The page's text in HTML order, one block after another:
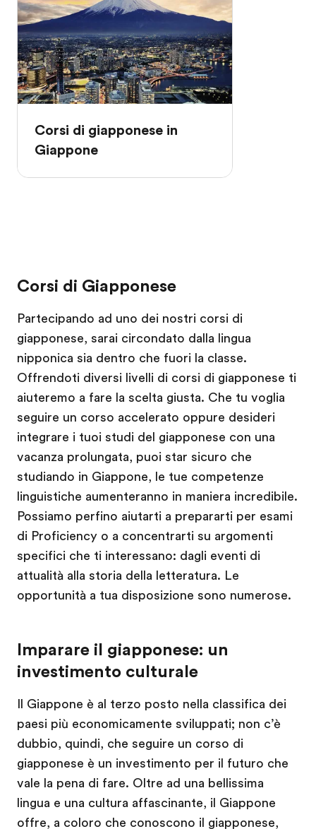
Corsi di giapponese in
Giappone
Corsi di Giapponese
Partecipando ad uno dei nostri corsi di
giapponese, sarai circondato dalla lingua
nipponica sia dentro che fuori la classe.
Offrendoti diversi livelli di corsi di giapponese ti
aiuteremo a fare la scelta giusta. Che tu voglia
seguire un corso accelerato oppure desideri
integrare i tuoi studi del giapponese con una
vacanza prolungata, puoi star sicuro che
studiando in Giappone, le tue competenze
linguistiche aumenteranno in maniera incredibile.
Possiamo perfino aiutarti a prepararti per esami
di Proficiency o a concentrarti su argomenti
specifici che ti interessano: dagli eventi di
attualità alla storia della letteratura. Le
opportunità a tua disposizione sono numerose.
Imparare il giapponese: un
investimento culturale
Il Giappone è al terzo posto nella classifica dei
paesi più economicamente sviluppati; non c’è
dubbio, quindi, che seguire un corso di
giapponese è un investimento per il futuro che
vale la pena di fare. Oltre ad una bellissima
lingua e una cultura affascinante, il Giappone
offre, a coloro che conoscono il giapponese,